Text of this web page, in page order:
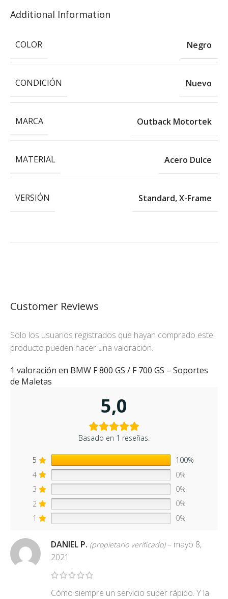
Additional Information
COLOR Negro
CONDICIÓN Nuevo
MARCA Outback Motortek
MATERIAL Acero Dulce
VERSIÓN Standard,X-Frame
Customer Reviews
1 valoración en BMW F 800 GS / F 700 GS – Soportes
de Maletas
5,0
Basado en 1 reseñas.
5
100%
4
0%
3
0%
2
0%
1
0%
DANIEL P. (propietario verificado) – mayo 8,
2021
Cómo siempre un servicio super rápido. Y la
Solo los usuarios registrados que hayan comprado este
producto pueden hacer una valoración.